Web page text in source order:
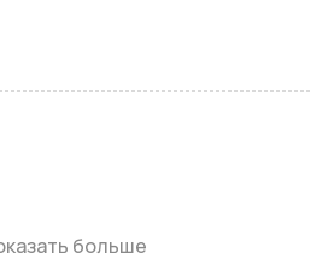
больше